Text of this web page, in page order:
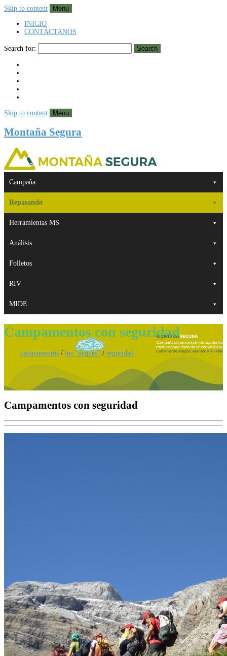
Skip to content
Menu
INICIO
CONTÁCTANOS
Search for: Search
Skip to content Menu
Montaña Segura
Campaña
Repasando
Herramientas MS
Análisis
Folletos
RIV
MIDE
Campamentos con seguridad
campamentos / los "peques" / seguridad
Campamentos con seguridad